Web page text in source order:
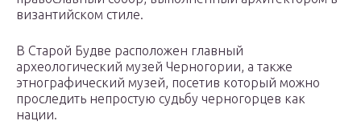
византийском стиле.
В Старой Будве расположен главный
археологический музей Черногории, а также
этнографический музей, посетив который можно
проследить непростую судьбу черногорцев как
нации.